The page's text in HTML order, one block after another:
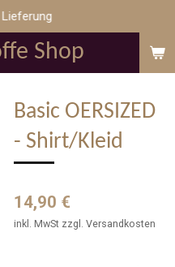
Shop
Basic OERSIZED
- Shirt/Kleid
14,90 €
inkl. MwSt zzgl. Versandkosten